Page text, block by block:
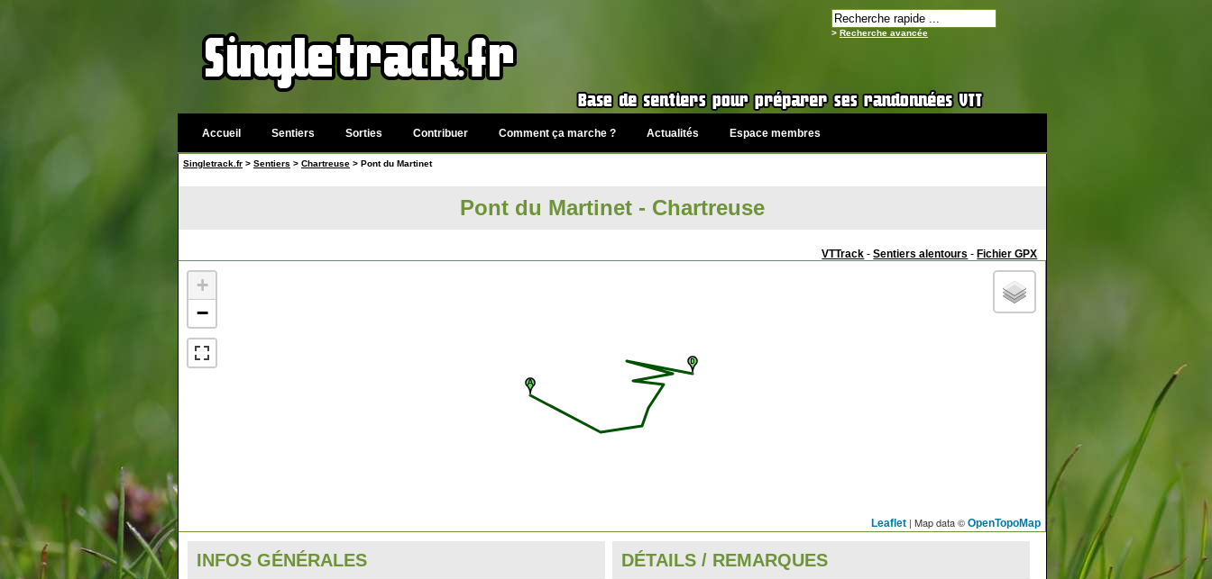
> Recherche avancée
Accueil Sentiers Sorties Contribuer Comment ça marche ? Actualités Espace membres
Singletrack.fr > Sentiers > Chartreuse > Pont du Martinet
Pont du Martinet - Chartreuse
VTTrack -Sentiers alentours -Fichier GPX
+
−
Leaflet | Map data © OpenTopoMap
INFOS GÉNÉRALES DÉTAILS / REMARQUES